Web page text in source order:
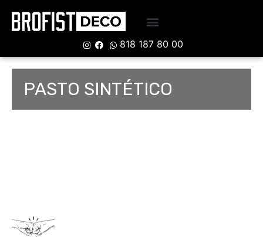
818 187 80 00
PASTO SINTÉTICO